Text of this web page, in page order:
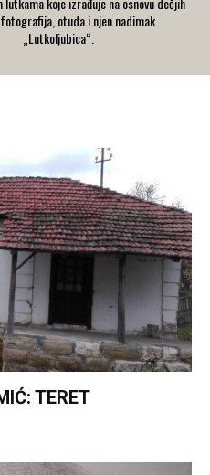
otuda i njen nadimak
„Lutkoljubica“.
TERET